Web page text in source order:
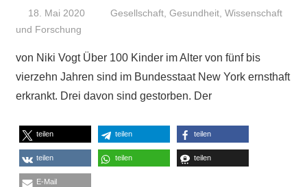
18. Mai 2020 Niki Vogt
Gesellschaft ,Gesundheit ,Wissenschaft
und Forschung
von Niki Vogt Über 100 Kinder im Alter von fünf bis
vierzehn Jahren sind im Bundesstaat New York ernsthaft
erkrankt. Drei davon sind gestorben. Der
teilen teilen teilen
teilen teilen teilen
E-Mail